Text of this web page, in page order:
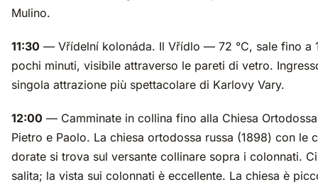
Mulino.
11:30 — Vřídelní kolonáda. Il Vřídlo — 72 °C, sale fino a
pochi minuti, visibile attraverso le pareti di vetro.
singola attrazione più spettacolare di Karlovy Vary.
12:00 — Camminate in collina fino alla Chiesa
Pietro e Paolo. La chiesa ortodossa russa (1898) con le
dorate si trova sul versante collinare sopra i colonnati.
salita; la vista sui colonnati è eccellente. La chiesa è